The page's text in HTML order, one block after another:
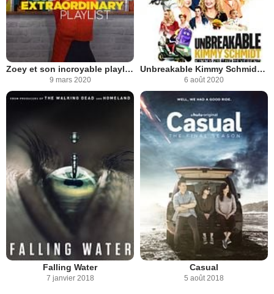
Zoey et son incroyable playlist
9 mars 2020
Unbreakable Kimmy Schmidt : Kimmy contre le révérend
6 août 2020
Falling Water
7 janvier 2018
Casual
5 août 2018